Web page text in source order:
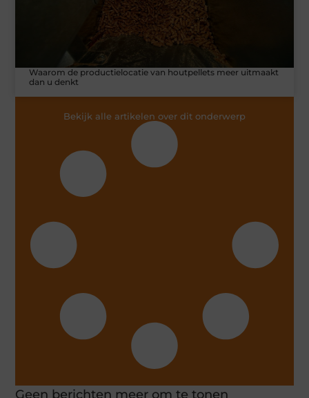
Waarom de productielocatie van houtpellets meer uitmaakt
dan u denkt
Bekijk alle artikelen over dit onderwerp
Geen berichten meer om te tonen